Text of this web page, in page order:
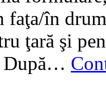
faţa/în
ţară şi
După…